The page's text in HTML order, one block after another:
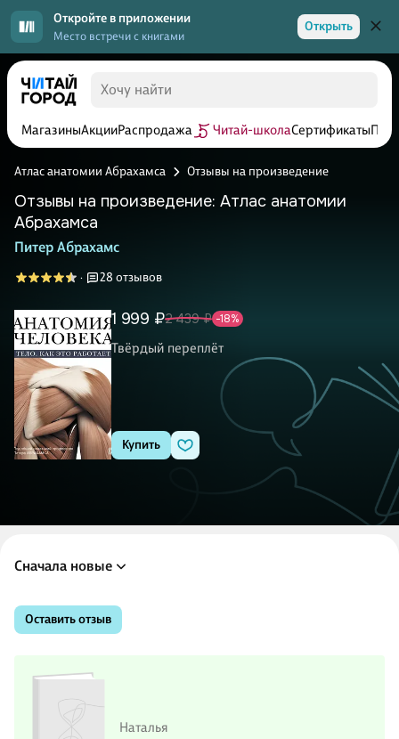
Откройте в приложении
Место встречи с книгами
Открыть
МагазиныАкцииРаспродажа Читай-школаСертификаты
Атлас анатомии Абрахамса Отзывы на произведение
Отзывы на произведение: Атлас анатомии
Абрахамса
Питер Абрахамс
· 28 отзывов
1 999 ₽2 439 ₽ -18%
Твёрдый переплёт
Купить
Сначала новые
Оставить отзыв
Наталья